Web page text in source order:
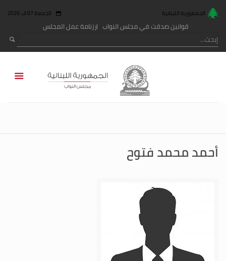
الجمهورية اللبنانية الجمعة 07 آب 2026
قوانين صدقت في مجلس النواب رزنامة عمل المجلس
أحمد محمد فتوح